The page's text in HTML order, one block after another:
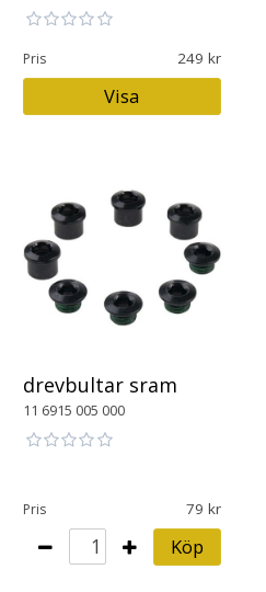
Pris 249
Visa
drevbultar sram
11 6915 005 000
Pris 79
Köp